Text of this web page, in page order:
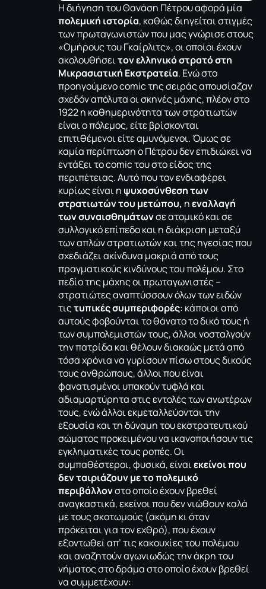
Η διήγηση του Θανάση Πέτρου αφορά μία
πολεμική ιστορία, καθώς διηγείται στιγμές
των πρωταγωνιστών που μας γνώρισε στους
«Ομήρους του Γκαίρλιτς», οι οποίοι έχουν
ακολουθήσειτον ελληνικό στρατό στη
Μικρασιατική Εκστρατεία. Ενώ στο
προηγούμενο comic της σειράς απουσίαζαν
σχεδόν απόλυτα οι σκηνές μάχης, πλέον στο
1922 η καθημερινότητα των στρατιωτών
είναι ο πόλεμος, είτε βρίσκονται
επιτιθέμενοι είτε αμυνόμενοι. Όμως σε
καμία περίπτωση ο Πέτρου δεν επιδιώκει να
εντάξει το comic του στο είδος της
περιπέτειας. Αυτό που τον ενδιαφέρει
κυρίως είναι η ψυχοσύνθεση των
στρατιωτών του μετώπου, ηεναλλαγή
των συναισθημάτωνσε ατομικό και σε
συλλογικό επίπεδο και η διάκριση μεταξύ
των απλών στρατιωτών και της ηγεσίας που
σχεδιάζει ακίνδυνα μακριά από τους
πραγματικούς κινδύνους του πολέμου. Στο
πεδίο της μάχης οι πρωταγωνιστές –
στρατιώτες αναπτύσσουν όλων των ειδών
τιςτυπικές συμπεριφορές: κάποιοι από
αυτούς φοβούνται το θάνατο το δικό τους ή
των συμπολεμιστών τους, άλλοι νοσταλγούν
την πατρίδα και θέλουν διακαώς μετά από
τόσα χρόνια να γυρίσουν πίσω στους δικούς
τους ανθρώπους, άλλοι που είναι
φανατισμένοι υπακούν τυφλά και
αδιαμαρτύρητα στις εντολές των ανωτέρων
τους, ενώ άλλοι εκμεταλλεύονται την
εξουσία και τη δύναμη του εκστρατευτικού
σώματος προκειμένου να ικανοποιήσουν τις
εγκληματικές τους ροπές. Οι
συμπαθέστεροι, φυσικά, είναιεκείνοι που
δεν ταιριάζουν με το πολεμικό
περιβάλλονστο οποίο έχουν βρεθεί
αναγκαστικά, εκείνοι που δεν νιώθουν καλά
με τους σκοτωμούς (ακόμη κι όταν
πρόκειται για τον εχθρό), που έχουν
εξοντωθεί απ’ τις κακουχίες του πολέμου
και αναζητούν αγωνιωδώς την άκρη του
νήματος στο δράμα στο οποίο έχουν βρεθεί
να συμμετέχουν: